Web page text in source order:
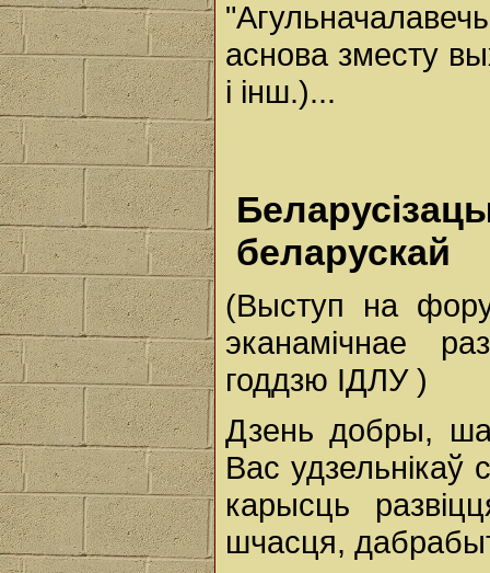
аснова зместу
і інш.)...
беларускай
(Выступ на
эканамічнае
годдзю ІДЛУ )
Дзень добры,
Вас
карысць
шчасця,